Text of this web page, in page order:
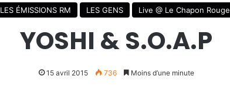
LES ÉMISSIONS RM LES GENS Live @ Le Chapon Rouge
YOSHI & S.O.A.P
15 avril 2015 736 Moins d’une minute